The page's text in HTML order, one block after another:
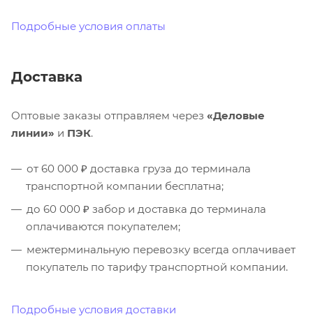
Подробные условия оплаты
Доставка
Оптовые заказы отправляем через «Деловые
линии» и ПЭК.
от 60 000 ₽ доставка груза до терминала
транспортной компании бесплатна;
до 60 000 ₽ забор и доставка до терминала
оплачиваются покупателем;
межтерминальную перевозку всегда оплачивает
покупатель по тарифу транспортной компании.
Подробные условия доставки